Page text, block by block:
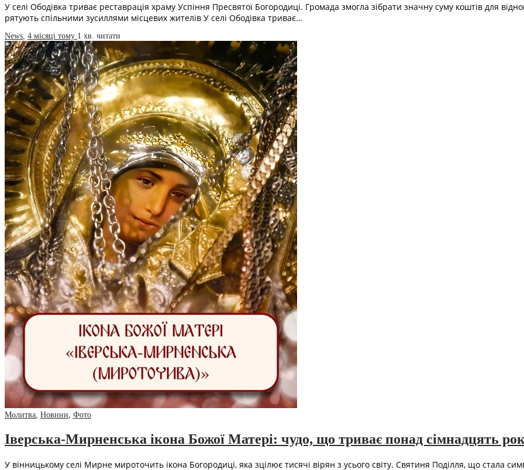
У селі Ободівка триває реставрація храму Успіння Пресвятої Богородиці. Громада змогла зібрати значну суму коштів для
рятують спільними зусиллями місцевих жителів У селі Ободівка триває…
News, 4 місяці тому 1 хв. читати
Молитва, Новини, Фото
Іверська-Мирненська ікона Божої Матері: чудо, що триває понад сімнадцять
У вінницькому селі Мирне мироточить ікона Богородиці, яка зцілює тисячі вірян з усього світу. Святиня Поділля, що стала